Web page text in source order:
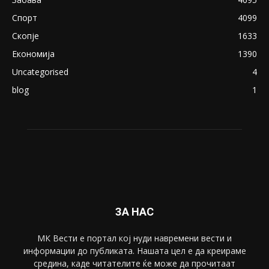
Спорт
4099
Скопје
1633
Економија
1390
Uncategorised
4
blog
1
ЗА НАС
МК Вести е портал коj нуди навремени вести и
информации до публиката. Нашата цел е да креираме
средина, каде читателите ќе може да прочитаат